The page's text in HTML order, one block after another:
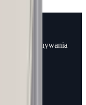
i porównywania